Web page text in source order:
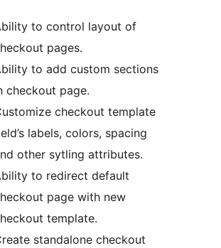
to control layout of
pages.
to add custom sections
checkout page.
checkout template
labels, colors, spacing
other sytling attributes.
to redirect default
page with new
template.
standalone checkout